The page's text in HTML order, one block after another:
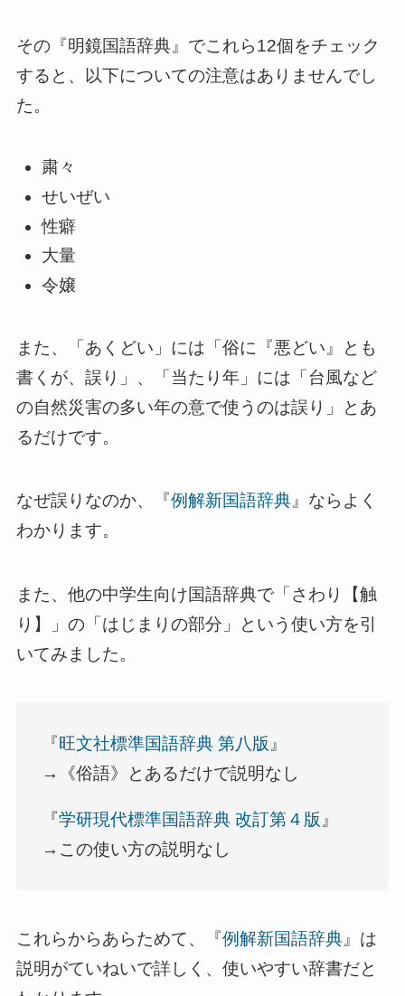
その『明鏡国語辞典』でこれら12個をチェック
すると、以下についての注意はありませんでし
た。
粛々
せいぜい
性癖
大量
令嬢
また、「あくどい」には「俗に『悪どい』とも
書くが、誤り」、「当たり年」には「台風など
の自然災害の多い年の意で使うのは誤り」とあ
るだけです。
なぜ誤りなのか、『例解新国語辞典』ならよく
わかります。
また、他の中学生向け国語辞典で「さわり【触
り】」の「はじまりの部分」という使い方を引
いてみました。
『旺文社標準国語辞典 第八版 』
→《俗語》とあるだけで説明なし
『学研現代標準国語辞典 改訂第４版』
→この使い方の説明なし
これらからあらためて、『例解新国語辞典』は
説明がていねいで詳しく、使いやすい辞書だと